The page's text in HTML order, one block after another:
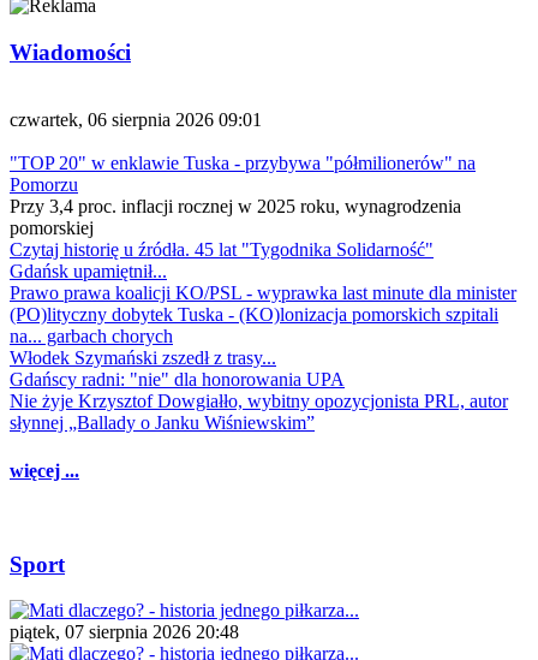
Wiadomości
czwartek, 06 sierpnia 2026 09:01
"TOP 20" w enklawie Tuska - przybywa "półmilionerów" na
Pomorzu
Przy 3,4 proc. inflacji rocznej w 2025 roku, wynagrodzenia
pomorskiej
Czytaj historię u źródła. 45 lat "Tygodnika Solidarność"
Gdańsk upamiętnił...
Prawo prawa koalicji KO/PSL - wyprawka last minute dla minister
(PO)lityczny dobytek Tuska - (KO)lonizacja pomorskich szpitali
na... garbach chorych
Włodek Szymański zszedł z trasy...
Gdańscy radni: "nie" dla honorowania UPA
Nie żyje Krzysztof Dowgiałło, wybitny opozycjonista PRL, autor
słynnej „Ballady o Janku Wiśniewskim”
więcej ...
Sport
piątek, 07 sierpnia 2026 20:48